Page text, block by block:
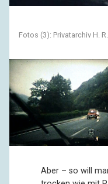
Fotos (3): Privatarchiv H. R.
Aber – so will